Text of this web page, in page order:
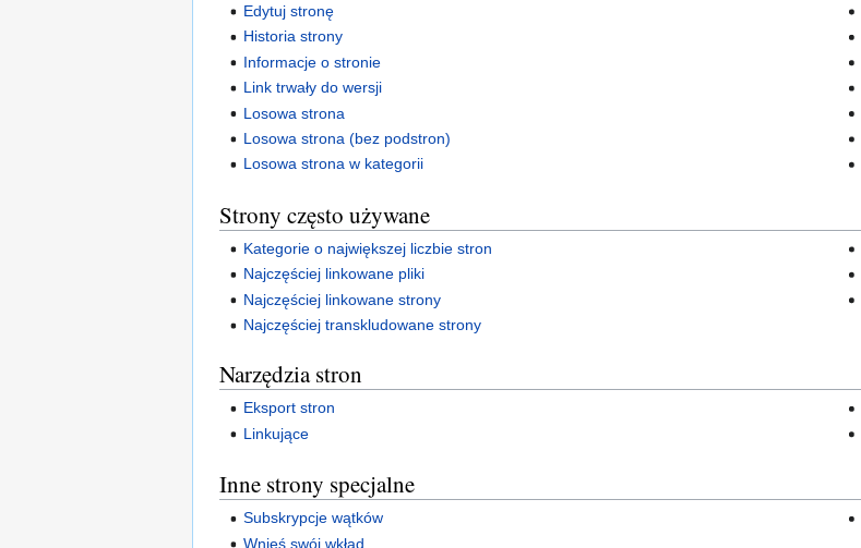
Edytuj stronę
Historia strony
Informacje o stronie
Link trwały do wersji
Losowa strona
Losowa strona (bez podstron)
Losowa strona w kategorii
Strony często używane
Kategorie o największej liczbie stron
Najczęściej linkowane pliki
Najczęściej linkowane strony
Najczęściej transkludowane strony
Narzędzia stron
Eksport stron
Linkujące
Inne strony specjalne
Subskrypcje wątków
Wnieś swój wkład